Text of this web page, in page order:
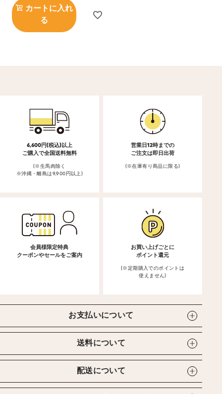
カートに入れ
る
6,600円(税込)以上
ご購入で全国送料無料
(※生馬肉除く
※沖縄・離島は9,900円以上)
営業日12時までの
ご注文は即日出荷
(※在庫有り商品に限る)
会員様限定特典
クーポンやセールをご案内
お買い上げごとに
ポイント還元
(※定期購入でのポイントは
使えません)
お支払いについて
送料について
配送について